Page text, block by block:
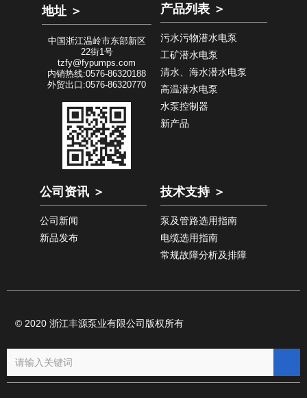
地址 ＞
中国浙江温岭市东部新区
22街1号
tzfy@fypumps.com
内销热线:0576-86320188
外贸出口:0576-86320770
产品列表 ＞
污水污物潜水电泵
工矿潜水电泵
清水、海水潜水电泵
高温潜水电泵
水泵控制器
新产品
公司资讯 ＞
公司新闻
新品发布
技术支持 ＞
泵及管路选用指南
电缆选用指南
常规故障分析及排障
© 2020 浙江丰源泵业有限公司版权所有